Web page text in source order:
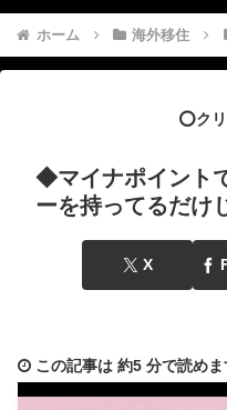
ホーム 海外移住
⭕️ク
◆マイナポイント
ーを持ってるだけ
X
この記事は 約5 分で読めま